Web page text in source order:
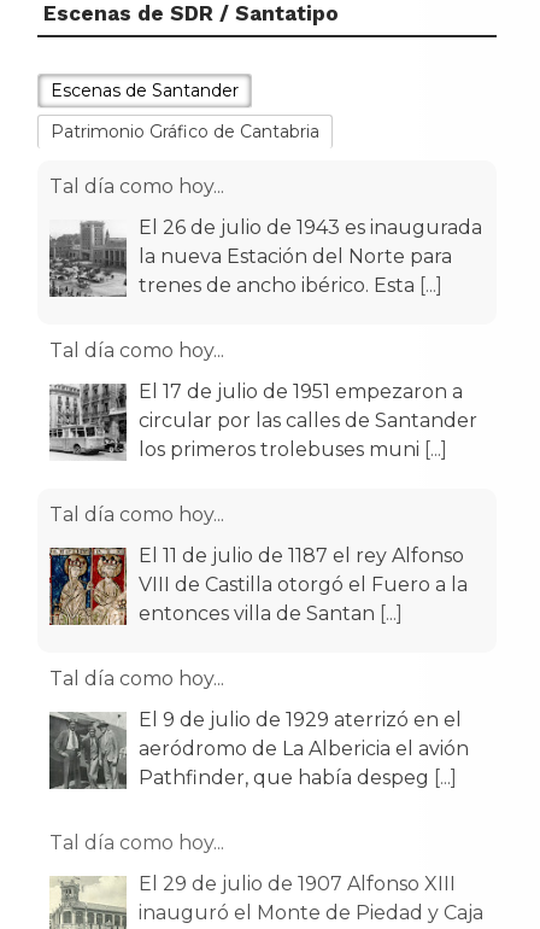
Escenas de SDR / Santatipo
Escenas de Santander
Patrimonio Gráfico de Cantabria
Tal día como hoy...
El 26 de julio de 1943 es inaugurada
la nueva Estación del Norte para
trenes de ancho ibérico. Esta [...]
Tal día como hoy...
El 17 de julio de 1951 empezaron a
circular por las calles de Santander
los primeros trolebuses muni [...]
Tal día como hoy...
El 11 de julio de 1187 el rey Alfonso
VIII de Castilla otorgó el Fuero a la
entonces villa de Santan [...]
Tal día como hoy...
El 9 de julio de 1929 aterrizó en el
aeródromo de La Albericia el avión
Pathfinder, que había despeg [...]
Tal día como hoy...
El 29 de julio de 1907 Alfonso XIII
inauguró el Monte de Piedad y Caja